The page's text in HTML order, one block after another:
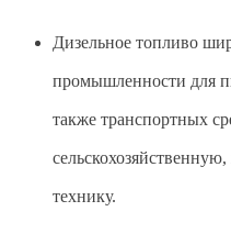
Дизельное топливо
промышленности для
также транспортных
технику.